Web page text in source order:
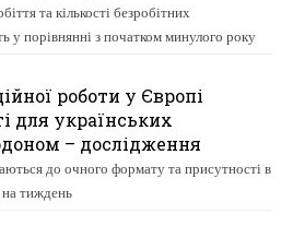
та кількості безробітних
у порівнянні з початком минулого року
роботи у Європі
для українських
– дослідження
до очного формату та присутності в
на тиждень